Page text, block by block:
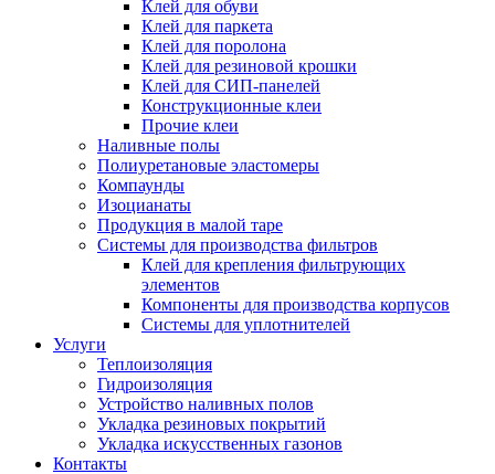
Клей для обуви
Клей для паркета
Клей для поролона
Клей для резиновой крошки
Клей для СИП-панелей
Конструкционные клеи
Прочие клеи
Наливные полы
Полиуретановые эластомеры
Компаунды
Изоцианаты
Продукция в малой таре
Системы для производства фильтров
Клей для крепления фильтрующих
элементов
Компоненты для производства корпусов
Системы для уплотнителей
Услуги
Теплоизоляция
Гидроизоляция
Устройство наливных полов
Укладка резиновых покрытий
Укладка искусственных газонов
Контакты